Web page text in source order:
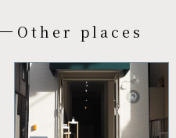
Other places